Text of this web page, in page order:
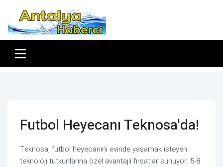
Futbol Heyecanı Teknosa'da!
Teknosa, futbol heyecanını evinde yaşamak isteyen
teknoloji tutkunlarına özel avantajlı fırsatlar sunuyor. 5-8